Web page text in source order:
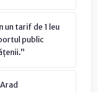
un tarif de 1 leu
public